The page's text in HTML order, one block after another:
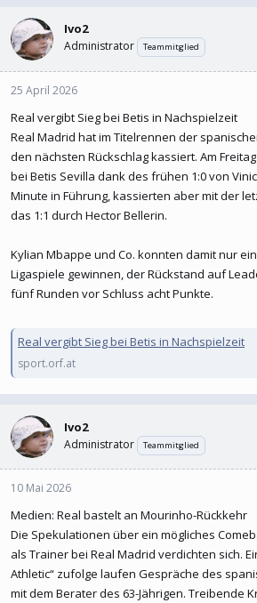
Ivo2
Administrator Teammitglied
25 April 2026
Real vergibt Sieg bei Betis in Nachspielzeit
Real Madrid hat im Titelrennen der
den nächsten Rückschlag kassiert. Am
bei Betis Sevilla dank des frühen 1:0 von
Minute in Führung, kassierten aber mit der
das 1:1 durch Hector Bellerin.
Kylian Mbappe und Co. konnten damit nur
Ligaspiele gewinnen, der Rückstand auf
fünf Runden vor Schluss acht Punkte.
Real vergibt Sieg bei Betis in Nachspielzeit
sport.orf.at
Ivo2
Administrator Teammitglied
10 Mai 2026
Medien: Real bastelt an Mourinho-Rückkehr
Die Spekulationen über ein mögliches
als Trainer bei Real Madrid verdichten sich.
Athletic“ zufolge laufen Gespräche des
mit dem Berater des 63-Jährigen. Treibende